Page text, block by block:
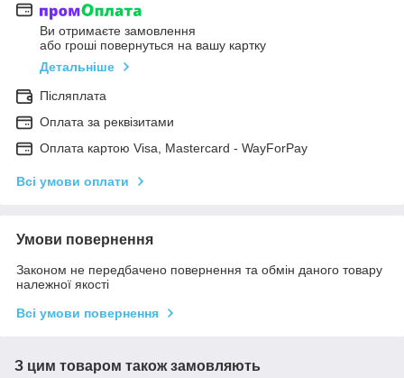
Ви отримаєте замовлення
або гроші повернуться на вашу картку
Детальніше
Післяплата
Оплата за реквізитами
Оплата картою Visa, Mastercard - WayForPay
Всі умови оплати
Умови повернення
Законом не передбачено повернення та обмін даного товару
належної якості
Всі умови повернення
З цим товаром також замовляють